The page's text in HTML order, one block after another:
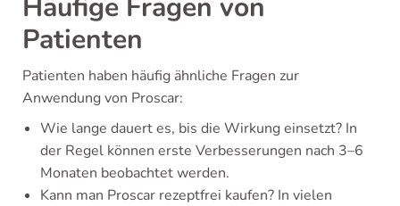
Häufige Fragen von
Patienten
Patienten haben häufig ähnliche Fragen zur
Anwendung von Proscar:
Wie lange dauert es, bis die Wirkung einsetzt? In
der Regel können erste Verbesserungen nach 3–6
Monaten beobachtet werden.
Kann man Proscar rezeptfrei kaufen? In vielen